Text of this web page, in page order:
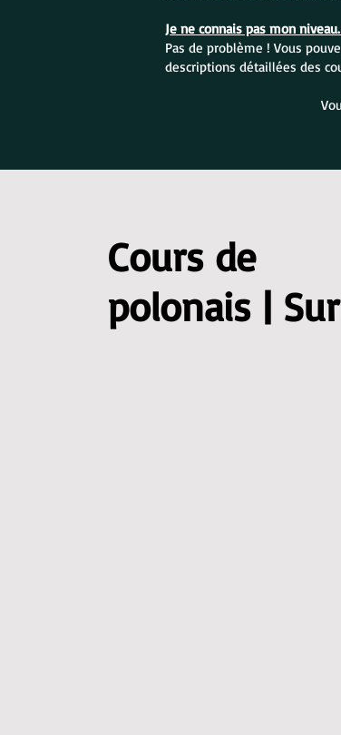
Je ne connais pas mon
Pas de problème ! Vous
descriptions détaillées des
Cours de
polonais |